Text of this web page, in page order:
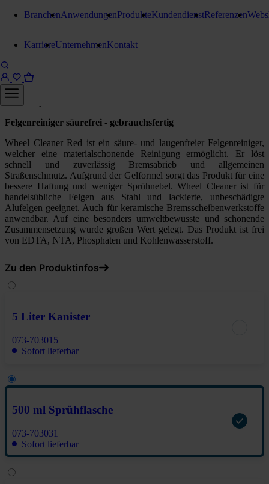
BranchenAnwendungenProdukteKundendienstReferenzen
KarriereUnternehmenKontakt
Kiehl Wheel Cleaner Red
Felgenreiniger
Felgenreiniger säurefrei - gebrauchsfertig
Wheel Cleaner Red ist ein säure- und laugenfreier Felgenreiniger,
welcher eine materialschonende Reinigung ermöglicht. Er löst
schnell und zuverlässig Bremsabrieb und allgemeinen
Straßenschmutz. Aufgrund der Gelformel sorgt das Produkt für eine
bessere Haftung und weniger Sprühnebel. Wheel Cleaner ist für
handelsübliche Felgen aus Stahl und lackierte, unbeschädigte
Alufelgen geeignet. Auch für keramische Bremsscheibenwerkstoffe
anwendbar. Auf eine besonders umweltbewusste und schonende
Zusammensetzung wurde großen Wert gelegt. Das Produkt ist frei
von EDTA, NTA, Phosphaten und Kohlenwasserstoff.
Zu den Produktinfos
5 Liter Kanister
073-703015
Sofort lieferbar
500 ml Sprühflasche
073-703031
Sofort lieferbar